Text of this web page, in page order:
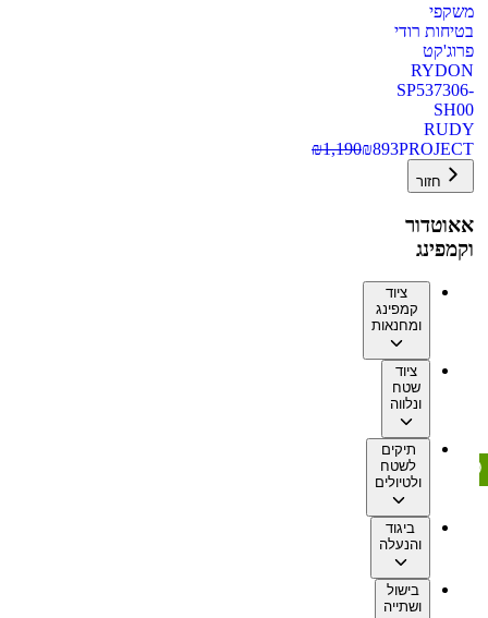
משקפי
בטיחות רודי
פרוג'קט
RYDON
SP537306-
SH00
RUDY
PROJECT
₪893
₪1,190
חזור
אאוטדור
וקמפינג
ציוד
קמפינג
ומחנאות
ציוד
שטח
ונלווה
תיקים
לשטח
ולטיולים
ביגוד
והנעלה
בישול
ושתייה